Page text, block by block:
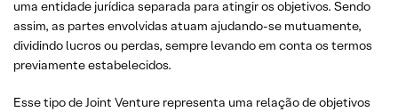
uma entidade jurídica separada para atingir os objetivos. Sendo
assim, as partes envolvidas atuam ajudando-se mutuamente,
dividindo lucros ou perdas, sempre levando em conta os termos
previamente estabelecidos.
Esse tipo de Joint Venture representa uma relação de objetivos